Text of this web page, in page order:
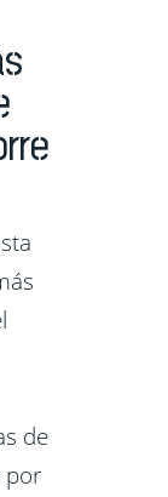
de
por